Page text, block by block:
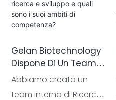
produzione
automatizzate. Grazie a
configurazione delle
attrezzature, la nostra
attuale capacità
Gelan Biotechnology
Dispone Di Un Team
Interno Di Ricerca E
Sviluppo E Quali Sono I
Abbiamo creato un
team interno di Ricerca e